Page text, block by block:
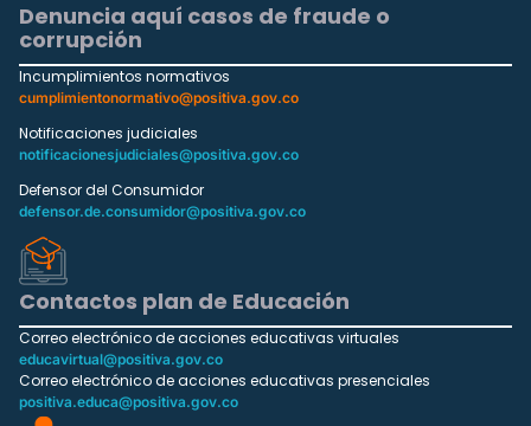
Denuncia aquí casos de fraude o
corrupción
Incumplimientos normativos
cumplimientonormativo@positiva.gov.co
Notificaciones judiciales
notificacionesjudiciales@positiva.gov.co
Defensor del Consumidor
defensor.de.consumidor@positiva.gov.co
Contactos plan de Educación
Correo electrónico de acciones educativas virtuales
educavirtual@positiva.gov.co
Correo electrónico de acciones educativas presenciales
positiva.educa@positiva.gov.co